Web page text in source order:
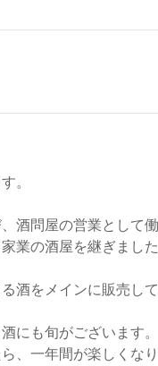
。
酒問屋の営業として
業の酒屋を継ぎました
酒をメインに販売して
にも旬がございます。
、一年間が楽しくなり